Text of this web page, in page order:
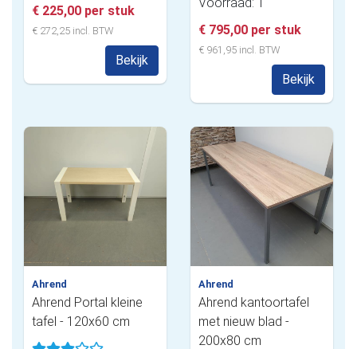
€ 225,00 per stuk
€ 272,25 incl. BTW
Bekijk
€ 795,00 per stuk
€ 961,95 incl. BTW
Bekijk
Ahrend
Ahrend Portal kleine
tafel - 120x60 cm
Ahrend
Ahrend kantoortafel
met nieuw blad -
200x80 cm